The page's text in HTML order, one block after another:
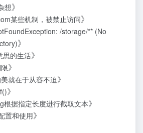
想》
某些机制，被禁止访问》
/storage/** (No
》
思的生活》
》
就在于从容不迫》
》
根据指定长度进行截取文本》
置和使用》